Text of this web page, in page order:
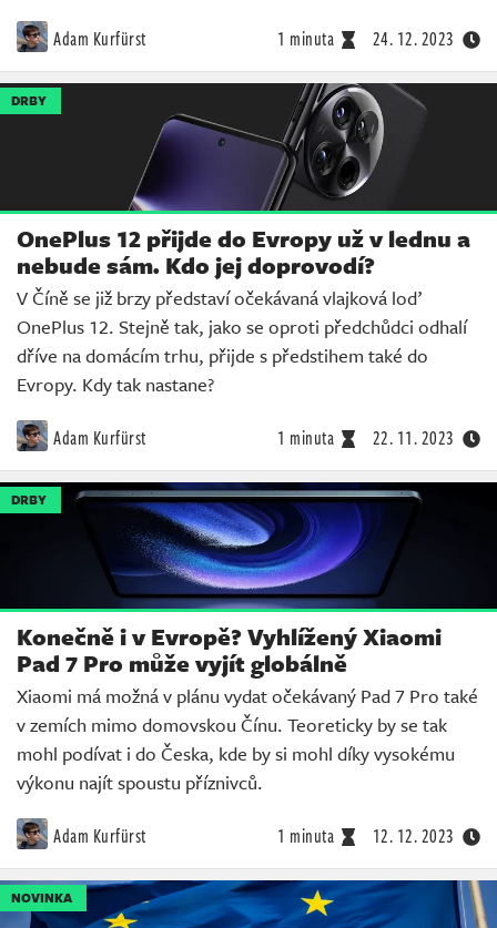
Adam Kurfürst 1 minuta 24. 12. 2023
DRBY
OnePlus 12 přijde do Evropy už v lednu a
nebude sám. Kdo jej doprovodí?
V Číně se již brzy představí očekávaná vlajková loď
OnePlus 12. Stejně tak, jako se oproti předchůdci odhalí
dříve na domácím trhu, přijde s předstihem také do
Evropy. Kdy tak nastane?
Adam Kurfürst 1 minuta 22. 11. 2023
DRBY
Konečně i v Evropě? Vyhlížený Xiaomi
Pad 7 Pro může vyjít globálně
Xiaomi má možná v plánu vydat očekávaný Pad 7 Pro také
v zemích mimo domovskou Čínu. Teoreticky by se tak
mohl podívat i do Česka, kde by si mohl díky vysokému
výkonu najít spoustu příznivců.
Adam Kurfürst 1 minuta 12. 12. 2023
NOVINKA